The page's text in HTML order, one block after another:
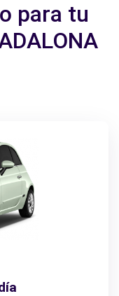
para tu